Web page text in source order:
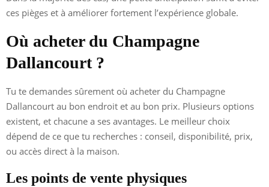
ces pièges et à améliorer fortement l’expérience globale.
Où acheter du Champagne
Dallancourt ?
Tu te demandes sûrement où acheter du Champagne
Dallancourt au bon endroit et au bon prix. Plusieurs options
existent, et chacune a ses avantages. Le meilleur choix
dépend de ce que tu recherches : conseil, disponibilité, prix,
ou accès direct à la maison.
Les points de vente physiques